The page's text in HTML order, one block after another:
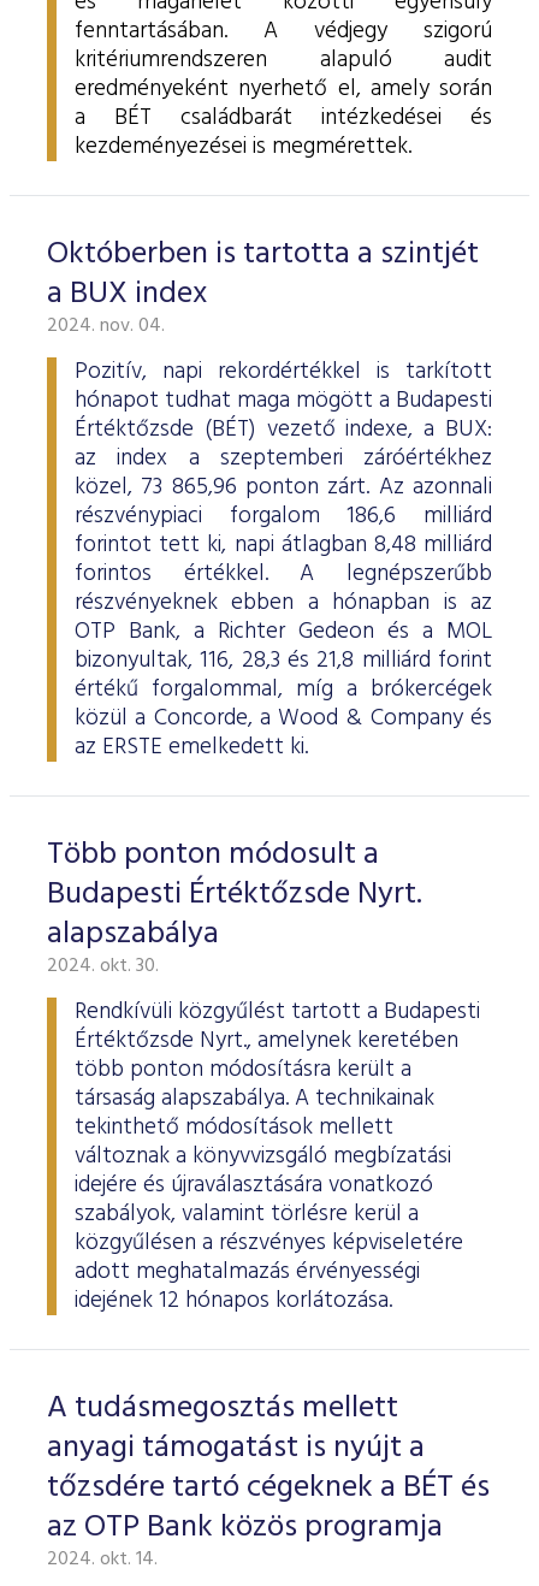
fenntartásában.
A védjegy szigorú
kritériumrendszeren alapuló audit
eredményeként nyerhető el, amely során
a BÉT családbarát intézkedései és
kezdeményezései is megmérettek.
Októberben is tartotta a szintjét
a BUX index
2024. nov. 04.
Pozitív, napi rekordértékkel is tarkított
hónapot tudhat maga mögött a Budapesti
Értéktőzsde (BÉT) vezető indexe, a BUX:
az index a szeptemberi záróértékhez
közel, 73 865,96 ponton zárt. Az azonnali
részvénypiaci forgalom 186,6 milliárd
forintot tett ki, napi átlagban 8,48 milliárd
forintos értékkel. A legnépszerűbb
részvényeknek ebben a hónapban is az
OTP Bank, a Richter Gedeon és a MOL
bizonyultak, 116, 28,3 és 21,8 milliárd forint
értékű forgalommal, míg a brókercégek
közül a Concorde, a Wood & Company és
az ERSTE emelkedett ki.
Több ponton módosult a
Budapesti Értéktőzsde Nyrt.
alapszabálya
2024. okt. 30.
Rendkívüli közgyűlést tartott a Budapesti
Értéktőzsde Nyrt., amelynek keretében
több ponton módosításra került a
társaság alapszabálya. A technikainak
tekinthető módosítások mellett
változnak a könyvvizsgáló megbízatási
idejére és újraválasztására vonatkozó
szabályok, valamint törlésre kerül a
közgyűlésen a részvényes képviseletére
adott meghatalmazás érvényességi
idejének 12 hónapos korlátozása.
A tudásmegosztás mellett
anyagi támogatást is nyújt a
tőzsdére tartó cégeknek a BÉT és
az OTP Bank közös programja
2024. okt. 14.